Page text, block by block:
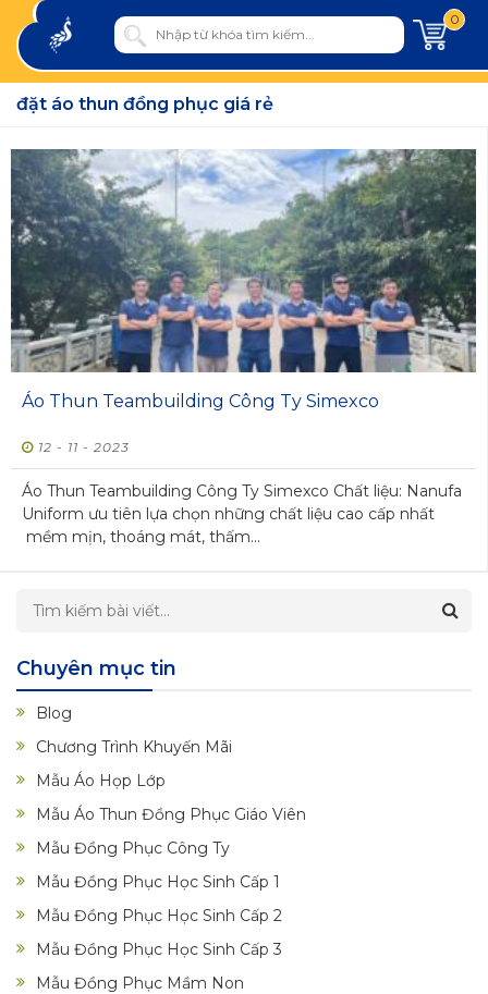
0
đặt áo thun đồng phục giá rẻ
Áo Thun Teambuilding Công Ty Simexco
12 - 11 - 2023
Áo Thun Teambuilding Công Ty Simexco Chất liệu: Nanufa
Uniform ưu tiên lựa chọn những chất liệu cao cấp nhất
mềm mịn, thoáng mát, thấm...
Chuyên mục tin
Blog
Chương Trình Khuyến Mãi
Mẫu Áo Họp Lớp
Mẫu Áo Thun Đồng Phục Giáo Viên
Mẫu Đồng Phục Công Ty
Mẫu Đồng Phục Học Sinh Cấp 1
Mẫu Đồng Phục Học Sinh Cấp 2
Mẫu Đồng Phục Học Sinh Cấp 3
Mẫu Đồng Phục Mầm Non